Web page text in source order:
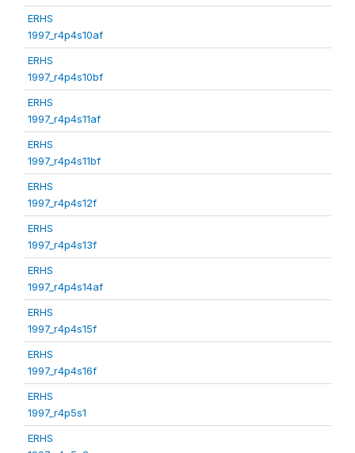
ERHS
1997_r4p4s10af
ERHS
1997_r4p4s10bf
ERHS
1997_r4p4s11af
ERHS
1997_r4p4s11bf
ERHS
1997_r4p4s12f
ERHS
1997_r4p4s13f
ERHS
1997_r4p4s14af
ERHS
1997_r4p4s15f
ERHS
1997_r4p4s16f
ERHS
1997_r4p5s1
ERHS